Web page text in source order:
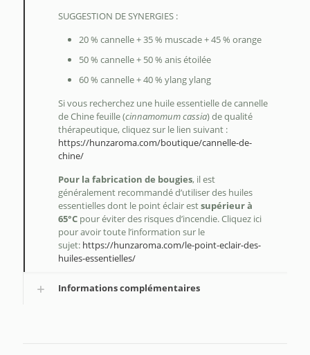
SUGGESTION DE SYNERGIES :
20 % cannelle + 35 % muscade + 45 % orange
50 % cannelle + 50 % anis étoilée
60 % cannelle + 40 % ylang ylang
Si vous recherchez une huile essentielle de cannelle
de Chine feuille (cinnamomum cassia) de qualité
thérapeutique, cliquez sur le lien suivant :
https://hunzaroma.com/boutique/cannelle-de-
chine/
Pour la fabrication de bougies, il est
généralement recommandé d’utiliser des huiles
essentielles dont le point éclair estsupérieur à
65°C pour éviter des risques d’incendie. Cliquez ici
pour avoir toute l’information sur le
sujet: https://hunzaroma.com/le-point-eclair-des-
huiles-essentielles/
Informations complémentaires